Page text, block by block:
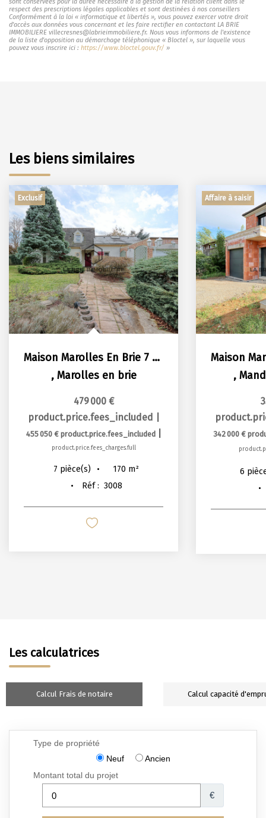
respect des prescriptions légales applicables et sont destinées à nos conseillers
Conformément à la loi « informatique et libertés », vous pouvez exercer votre droit
d'accès aux données vous concernant et les faire rectifier en contactant LA BRIE
IMMOBILIERE villecresnes@labrieimmobiliere.fr. Nous vous informons de l'existence
de la liste d'opposition au démarchage téléphonique « Bloctel », sur laquelle vous
pouvez vous inscrire ici : https://www.bloctel.gouv.fr/ »
Les biens similaires
Exclusif
Maison Marolles En Brie 7 pièce(s) 169.68 m2
, Marolles en brie
479 000 €
product.price.fees_included
455 050 € product.price.fees_included
product.price.fees_charges.full
7 pièce(s) 170 m²
Réf : 3008
Affaire à saisir
,
342 000 €
6
Les calculatrices
Calcul Frais de notaire Calcul capacité